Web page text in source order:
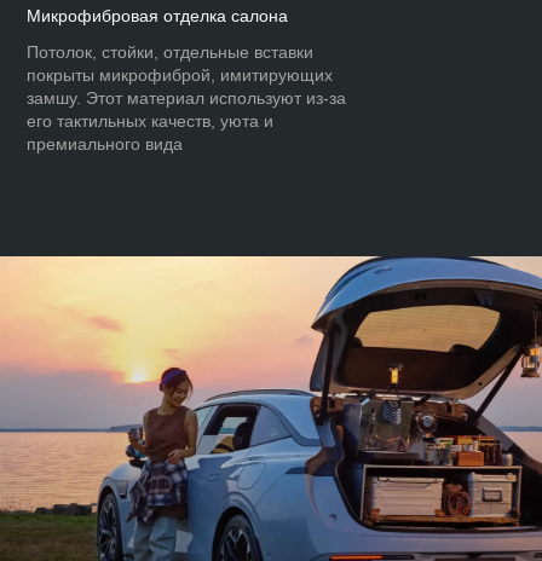
Микрофибровая отделка салона
Потолок, стойки, отдельные вставки
покрыты микрофиброй, имитирующих
замшу. Этот материал используют из-за
его тактильных качеств, уюта и
премиального вида